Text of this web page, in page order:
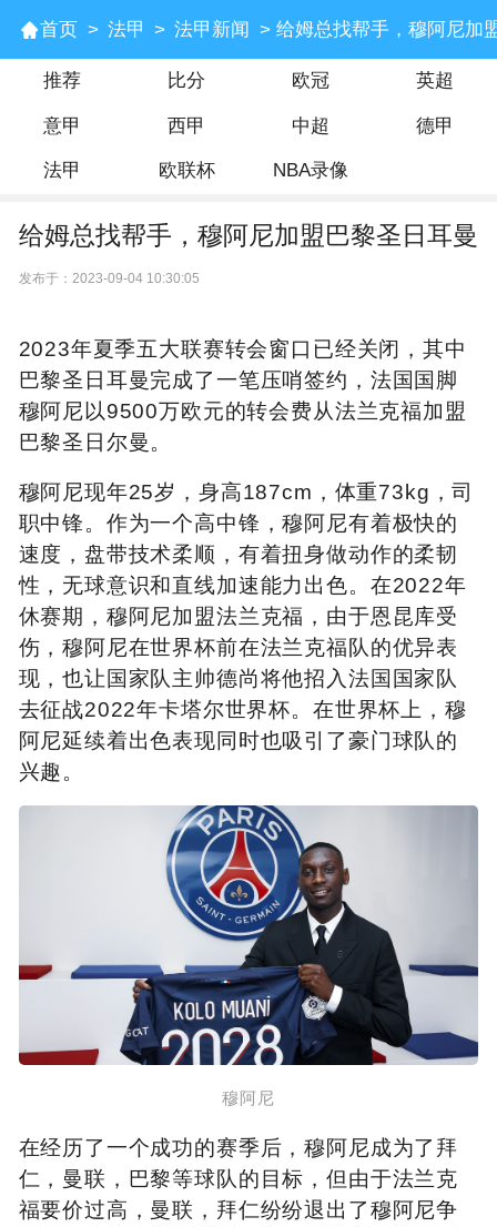
首页 > 法甲 > 法甲新闻 > 给姆总找帮手，穆阿尼加
推荐 比分 欧冠 英超
意甲 西甲 中超 德甲
法甲 欧联杯 NBA录像
给姆总找帮手，穆阿尼加盟巴黎圣日耳曼
发布于：2023-09-04 10:30:05
2023年夏季五大联赛转会窗口已经关闭，其中
巴黎圣日耳曼完成了一笔压哨签约，法国国脚
穆阿尼以9500万欧元的转会费从法兰克福加盟
巴黎圣日尔曼。
穆阿尼现年25岁，身高187cm，体重73kg，司
职中锋。作为一个高中锋，穆阿尼有着极快的
速度，盘带技术柔顺，有着扭身做动作的柔韧
性，无球意识和直线加速能力出色。在2022年
休赛期，穆阿尼加盟法兰克福，由于恩昆库受
伤，穆阿尼在世界杯前在法兰克福队的优异表
现，也让国家队主帅德尚将他招入法国国家队
去征战2022年卡塔尔世界杯。在世界杯上，穆
阿尼延续着出色表现同时也吸引了豪门球队的
兴趣。
穆阿尼
在经历了一个成功的赛季后，穆阿尼成为了拜
仁，曼联，巴黎等球队的目标，但由于法兰克
福要价过高，曼联，拜仁纷纷退出了穆阿尼争